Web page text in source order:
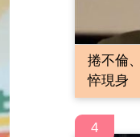
捲不倫
悴現身
4